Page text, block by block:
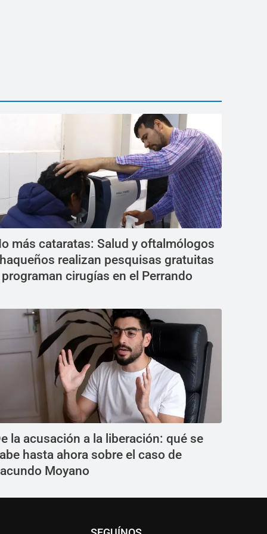
más cataratas: Salud y oftalmólogos
realizan pesquisas gratuitas
cirugías en el Perrando
la acusación a la liberación: qué se
hasta ahora sobre el caso de
Moyano